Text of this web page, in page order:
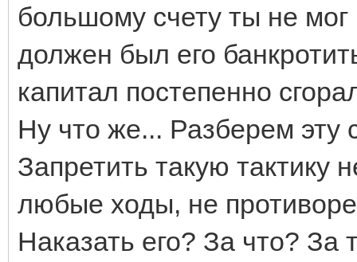
большому счету ты не мог
должен был его
капитал постепенно
Ну что же... Разберем эту
Запретить такую тактику
любые ходы, не
Наказать его? За что? За